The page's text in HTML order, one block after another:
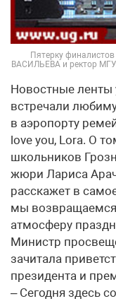
Пятерку
ВАСИЛЬЕВА и ректор
Новостные ленты
встречали
в аэропорту
love you, Lora. О
школьников
жюри Лариса
расскажет в
мы
атмосферу
Министр
зачитала
президента и
– Сегодня здесь